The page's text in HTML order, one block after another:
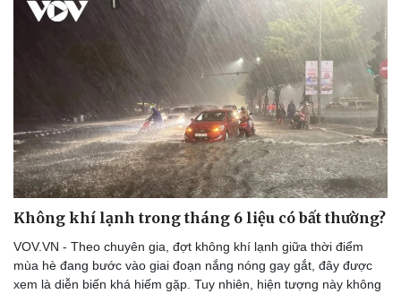
Không khí lạnh trong tháng 6 liệu có bất thường?
VOV.VN - Theo chuyên gia, đợt không khí lạnh giữa thời điểm
mùa hè đang bước vào giai đoạn nắng nóng gay gắt, đây được
xem là diễn biến khá hiếm gặp. Tuy nhiên, hiện tượng này không